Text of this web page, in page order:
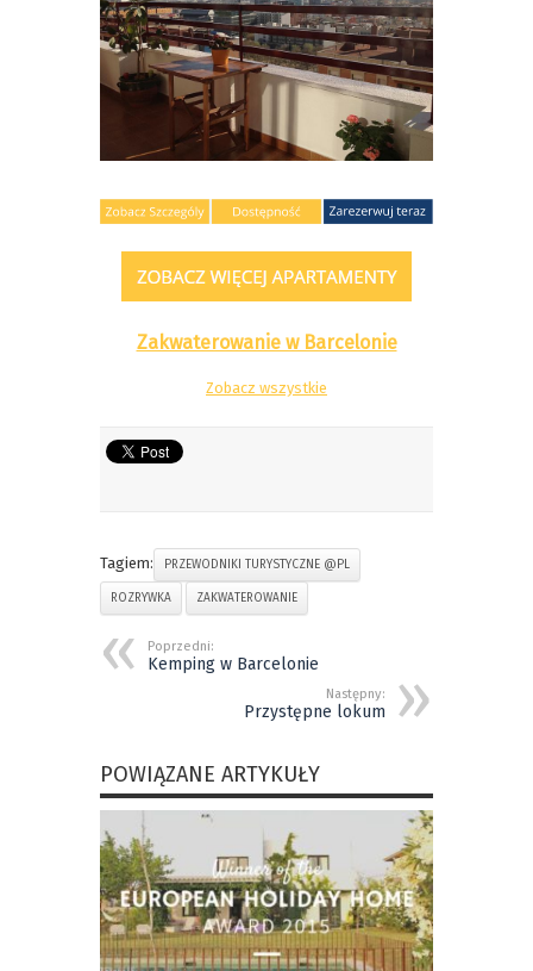
Zakwaterowanie w Barcelonie
Zobacz wszystkie
Tagiem: PRZEWODNIKI TURYSTYCZNE @PL
ROZRYWKA ZAKWATEROWANIE
Poprzedni:
Kemping w Barcelonie
Następny:
Przystępne lokum
POWIĄZANE ARTYKUŁY